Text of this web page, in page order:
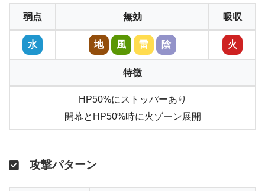
弱点 無効 吸収
水 地 風 雷 陰 火
特徴
HP50%にストッパーあり
開幕とHP50%時に火ゾーン展開
攻撃パターン